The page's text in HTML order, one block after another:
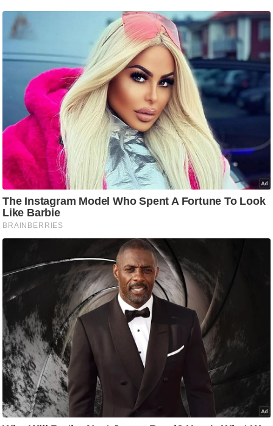
य
प
र
स
क्षा
र्म
ज्यो
ति
ष
प्र
भु
म
हि
/
ध
र्म
स्थ
ल
व्र
त
त्यो
हा
र